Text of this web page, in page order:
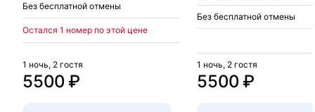
Без бесплатной отмены
Остался 1 номер по этой цене
5500 ₽
1 ночь, 2 гостя
Без бесплатной отмены
5500 ₽
1 ночь, 2 гостя